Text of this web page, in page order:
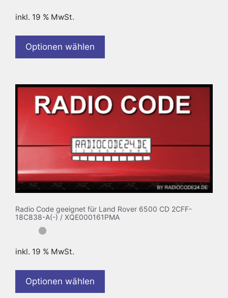
inkl. 19 % MwSt.
Optionen wählen
Radio Code geeignet für Land Rover 6500 CD 2CFF-
18C838-A(-) / XQE000161PMA
inkl. 19 % MwSt.
Optionen wählen